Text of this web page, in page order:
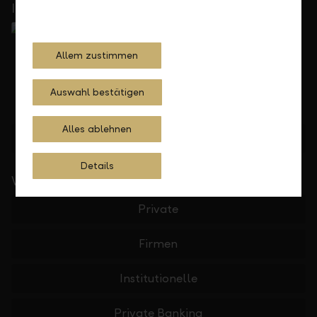
In Ihrer Nähe
Standorte finden
Wichtige Links
Private
Firmen
Institutionelle
Private Banking
Allem zustimmen
Auswahl bestätigen
Alles ablehnen
Details